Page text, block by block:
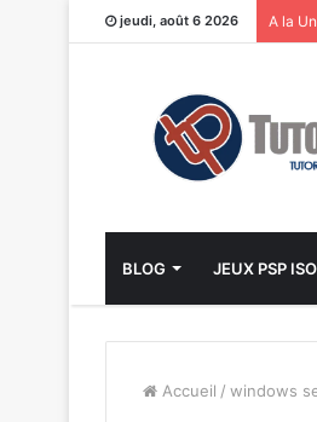
jeudi, août 6 2026 A la
BLOG JEUX PSP ISO
Accueil / windows